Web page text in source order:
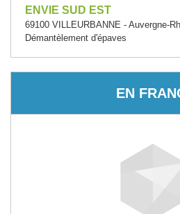
ENVIE SUD EST
69100 VILLEURBANNE - Auvergne-
Démantèlement d'épaves
EN